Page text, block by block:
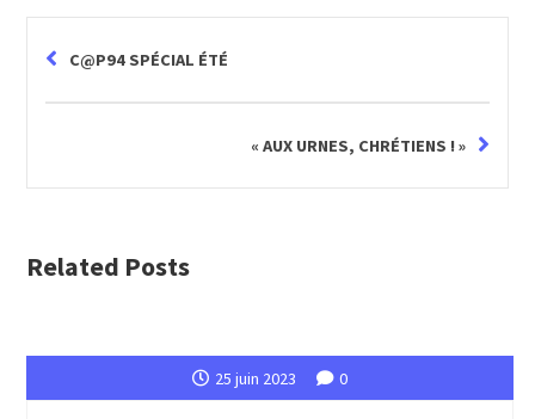
C@P94 SPÉCIAL ÉTÉ
« AUX URNES, CHRÉTIENS ! »
Related Posts
25 juin 2023 0